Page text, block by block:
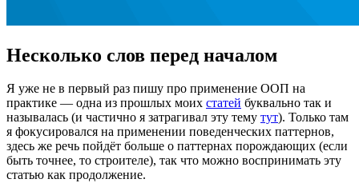
Несколько слов перед началом
Я уже не в первый раз пишу про применение ООП на
практике — одна из прошлых моих статей буквально так и
называлась (и частично я затрагивал эту тему тут). Только там
я фокусировался на применении поведенческих паттернов,
здесь же речь пойдёт больше о паттернах порождающих (если
быть точнее, то строителе), так что можно воспринимать эту
статью как продолжение.